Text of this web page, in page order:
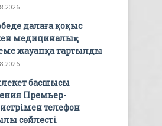
далаға қоқыс
медициналық
жауапқа тартылды
басшысы
Премьер-
телефон
сөйлесті